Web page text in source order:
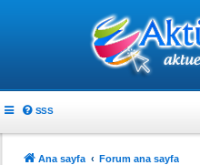
SSS
Ana sayfa Forum ana sayfa